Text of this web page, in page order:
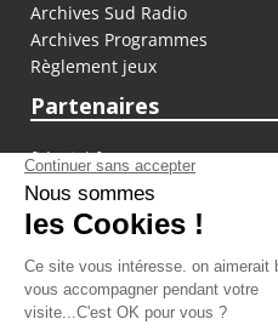
Archives Sud Radio
Archives Programmes
Règlement jeux
Partenaires
fiducial.fr
lyoncapitale.fr
olympique-et-lyonnais.com
L'application Iphone /